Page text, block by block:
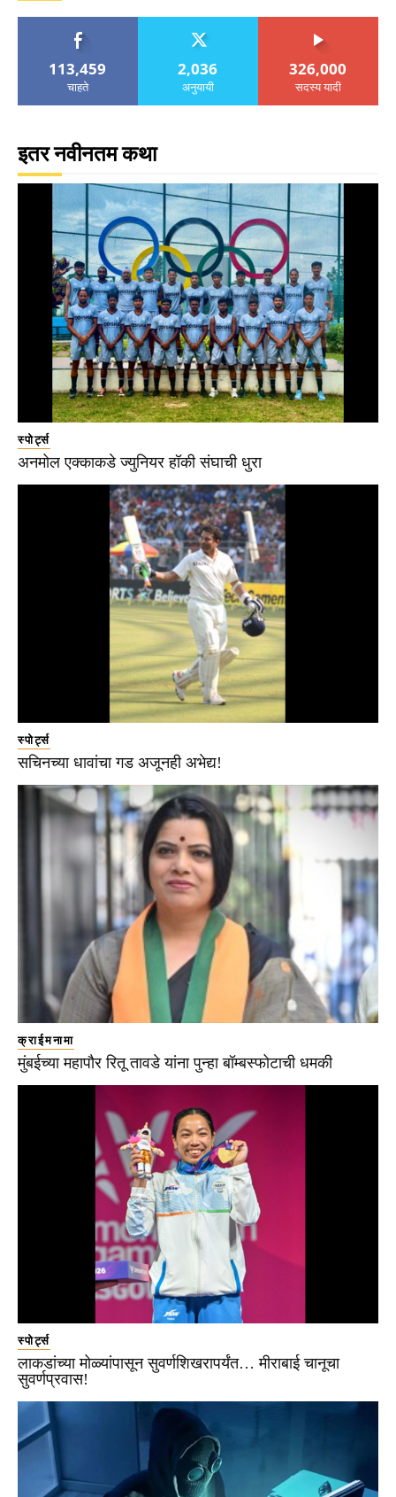
113,459
चाहते
2,036
अनुयायी
326,000
सदस्य यादी
इतर नवीनतम कथा
स्पोर्ट्स
अनमोल एक्काकडे ज्युनियर हॉकी संघाची धुरा
स्पोर्ट्स
सचिनच्या धावांचा गड अजूनही अभेद्य!
क्राईमनामा
मुंबईच्या महापौर रितू तावडे यांना पुन्हा बॉम्बस्फोटाची धमकी
स्पोर्ट्स
लाकडांच्या मोळ्यांपासून सुवर्णशिखरापर्यंत… मीराबाई चानूचा
सुवर्णप्रवास!